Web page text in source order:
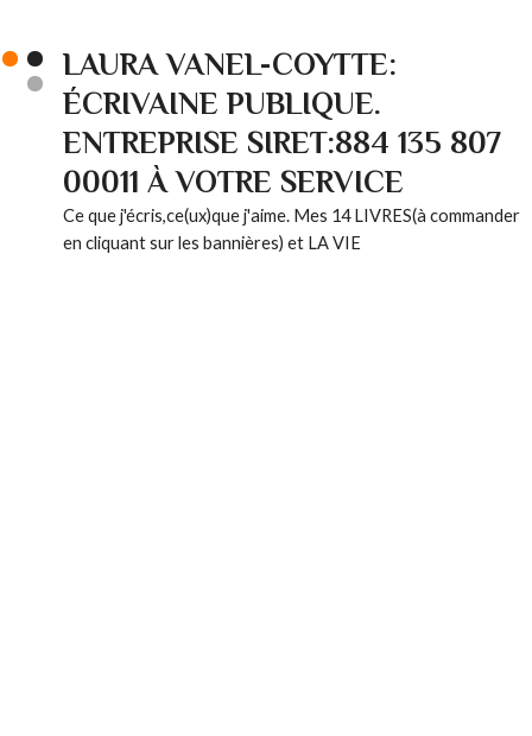
LAURA VANEL-COYTTE:
ÉCRIVAINE PUBLIQUE.
ENTREPRISE SIRET:884 135 807
00011 À VOTRE SERVICE
Ce que j'écris,ce(ux)que j'aime. Mes 14 LIVRES(à commander
en cliquant sur les bannières) et LA VIE